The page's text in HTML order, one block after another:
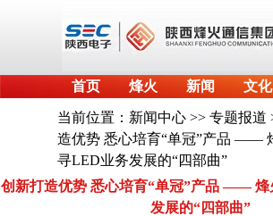
首页 烽火 新闻 文化
当前位置： 新闻中心 >> 专题报道
造优势 悉心培育“单冠”产品 ——
寻LED业务发展的“四部曲”
创新打造优势 悉心培育“单冠”产品 ——
发展的“四部曲”